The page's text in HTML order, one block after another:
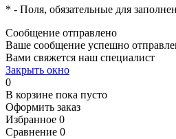
* - Поля, обязательные для
Сообщение отправлено
Ваше сообщение успешно
Вами свяжется наш специалист
Закрыть окно
0
В корзине пока пусто
Оформить заказ
Избранное 0
Сравнение 0